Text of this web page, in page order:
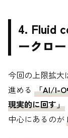
4. Fluid
ークロ
今回の上限拡大
進める 「AI/I-O
現実的に回す」
中心にあるのが